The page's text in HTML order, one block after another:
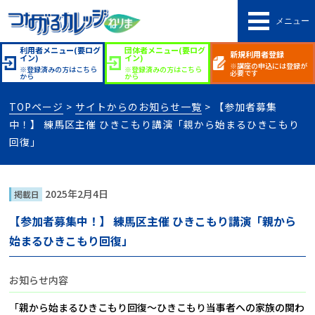
利用者メニュー(要ログ
イン)
※登録済みの方はこちら
から
団体者メニュー(要ログ
イン)
※登録済みの方はこちら
から
新規利用者登録
※講座の申込には登録が
必要です
メニュー
TOPページ > サイトからのお知らせ一覧 > 【参加者募集
中！】 練馬区主催 ひきこもり講演「親から始まるひきこもり
回復」
掲載日 2025年2月4日
【参加者募集中！】 練馬区主催 ひきこもり講演「親から
始まるひきこもり回復」
お知らせ内容
「親から始まるひきこもり回復～ひきこもり当事者への家族の関わ